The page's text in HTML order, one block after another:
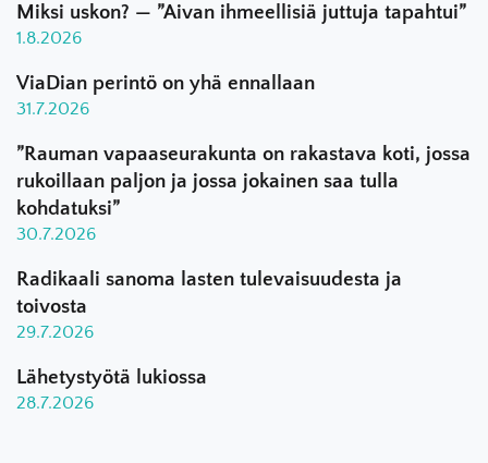
Miksi uskon? — ”Aivan ihmeellisiä juttuja tapahtui”
1.8.2026
ViaDian perintö on yhä ennallaan
31.7.2026
”Rauman vapaaseurakunta on rakastava koti, jossa
rukoillaan paljon ja jossa jokainen saa tulla
kohdatuksi”
30.7.2026
Radikaali sanoma lasten tulevaisuudesta ja
toivosta
29.7.2026
Lähetystyötä lukiossa
28.7.2026